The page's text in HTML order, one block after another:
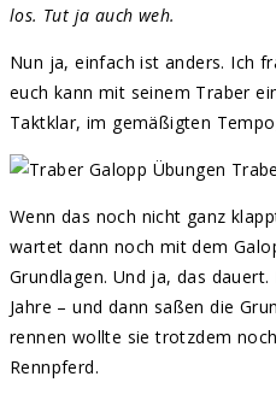
los. Tut ja auch weh.
Nun ja, einfach ist anders. Ich
euch kann mit seinem Traber
Taktklar, im gemäßigten
Wenn das noch nicht ganz
wartet dann noch mit dem
Grundlagen. Und ja, das
Jahre – und dann saßen die
rennen wollte sie trotzdem
Rennpferd.